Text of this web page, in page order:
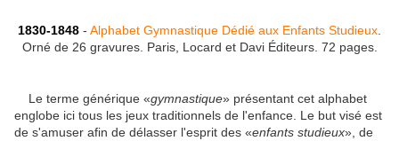
1830-1848 - Alphabet Gymnastique Dédié aux Enfants Studieux
Orné de 26 gravures. Paris, Locard et Davi Éditeurs. 72 pages.
Le terme générique «gymnastique» présentant cet alphabet
englobe ici tous les jeux traditionnels de l'enfance. Le but visé est
de s'amuser afin de délasser l'esprit des «enfants studieux», de